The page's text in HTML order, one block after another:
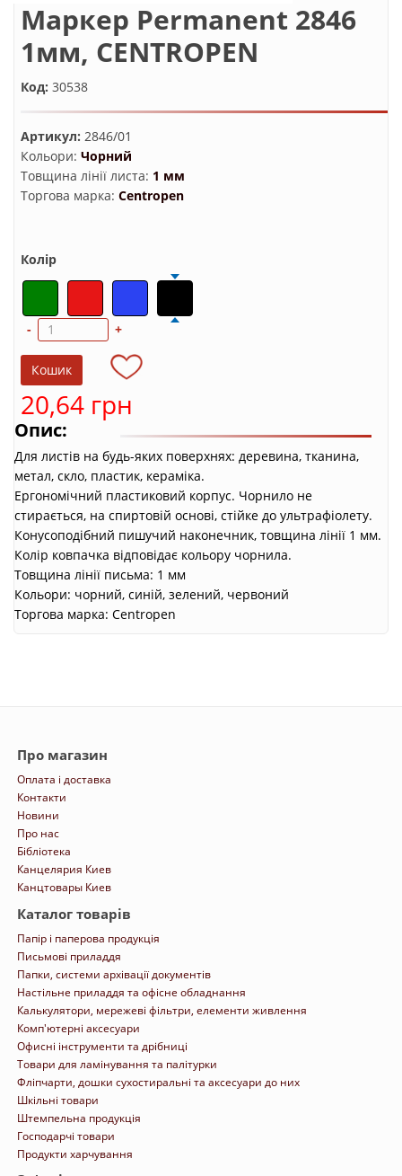
Маркер Permanent 2846
1мм, CENTROPEN
Код: 30538
Артикул: 2846/01
Кольори: Чорний
Товщина лінії листа: 1 мм
Торгова марка: Centropen
Колір
- +
20,64 грн
Опис:
Для листів на будь-яких поверхнях: деревина, тканина,
метал, скло, пластик, кераміка.
Ергономічний пластиковий корпус. Чорнило не
стирається, на спиртовій основі, стійке до ультрафіолету.
Конусоподібний пишучий наконечник, товщина лінії 1 мм.
Колір ковпачка відповідає кольору чорнила.
Товщина лінії письма: 1 мм
Кольори: чорний, синій, зелений, червоний
Торгова марка: Centropen
Про магазин
Оплата і доставка
Контакти
Новини
Про нас
Бібліотека
Канцелярия Киев
Канцтовары Киев
Каталог товарів
Папір і паперова продукція
Письмові приладдя
Папки, системи архівації документів
Настільне приладдя та офісне обладнання
Калькулятори, мережеві фільтри, елементи живлення
Комп'ютерні аксесуари
Офисні інструменти та дрібниці
Товари для ламінування та палітурки
Фліпчарти, дошки сухостиральні та аксесуари до них
Шкільні товари
Штемпельна продукція
Господарчі товари
Продукти харчування